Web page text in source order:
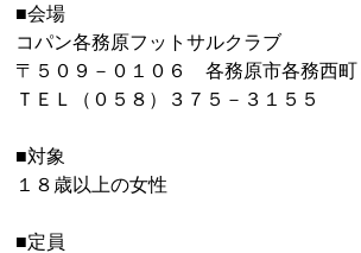
■会場
コパン各務原フットサルクラブ
〒５０９－０１０６ 各務原市各務西町
ＴＥＬ（０５８）３７５－３１５５
■対象
１８歳以上の女性
■定員